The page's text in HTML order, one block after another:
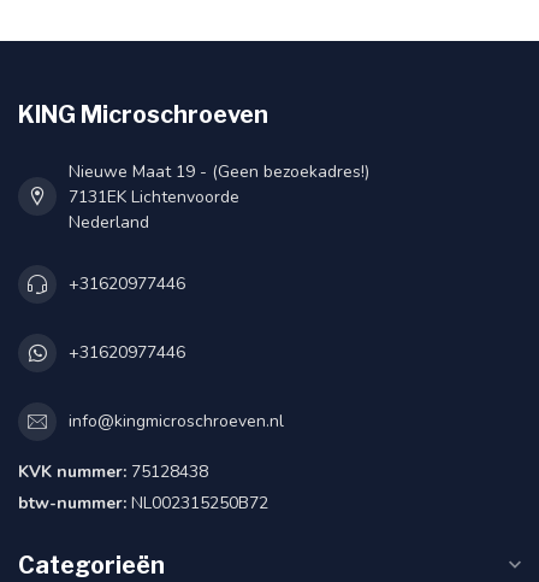
KING Microschroeven
Nieuwe Maat 19 - (Geen bezoekadres!)
7131EK Lichtenvoorde
Nederland
+31620977446
+31620977446
info@kingmicroschroeven.nl
KVK nummer: 75128438
btw-nummer: NL002315250B72
Categorieën